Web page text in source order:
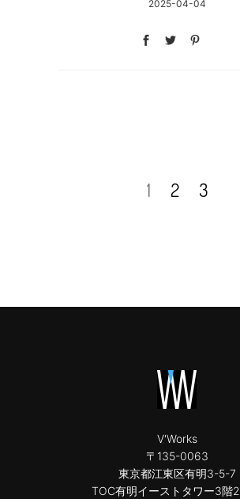
2025-04-04
1 2 3
V'Works
〒135-0063
東京都江東区有明3-5-7
TOC有明イーストタワー3階